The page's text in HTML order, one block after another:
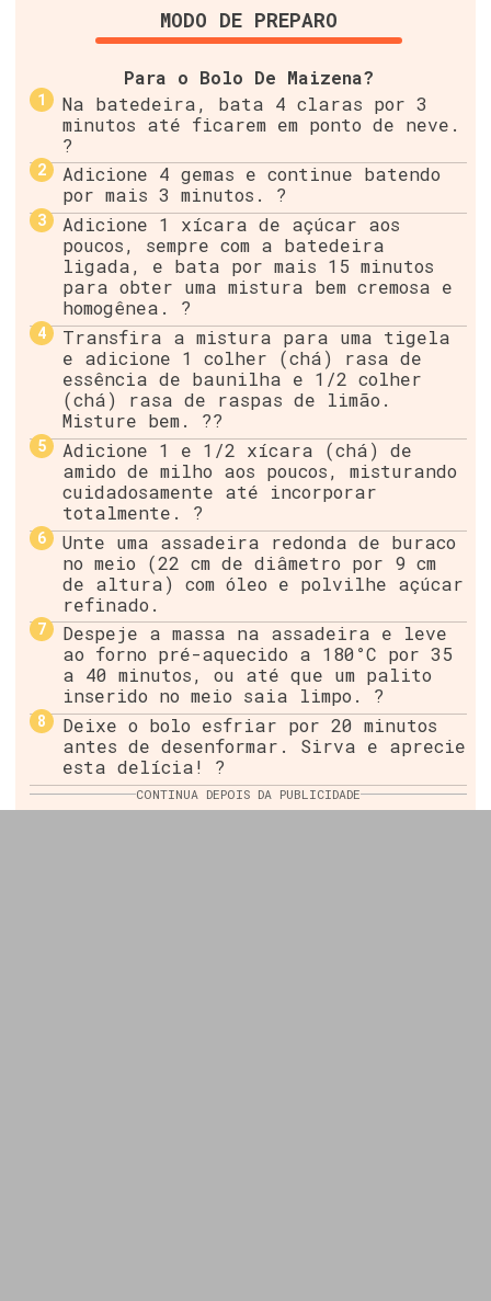
MODO DE PREPARO
Para o Bolo De Maizena?
Na batedeira, bata 4 claras por 3
minutos até ficarem em ponto de neve.
?
Adicione 4 gemas e continue batendo
por mais 3 minutos. ?
Adicione 1 xícara de açúcar aos
poucos, sempre com a batedeira
ligada, e bata por mais 15 minutos
para obter uma mistura bem cremosa e
homogênea. ?
Transfira a mistura para uma tigela
e adicione 1 colher (chá) rasa de
essência de baunilha e 1/2 colher
(chá) rasa de raspas de limão.
Misture bem. ??
Adicione 1 e 1/2 xícara (chá) de
amido de milho aos poucos, misturando
cuidadosamente até incorporar
totalmente. ?
Unte uma assadeira redonda de buraco
no meio (22 cm de diâmetro por 9 cm
de altura) com óleo e polvilhe açúcar
refinado.
Despeje a massa na assadeira e leve
ao forno pré-aquecido a 180°C por 35
a 40 minutos, ou até que um palito
inserido no meio saia limpo. ?
Deixe o bolo esfriar por 20 minutos
antes de desenformar. Sirva e aprecie
esta delícia! ?
CONTINUA DEPOIS DA PUBLICIDADE